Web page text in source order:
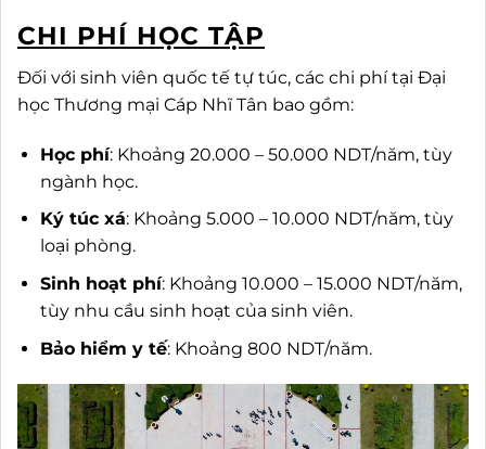
CHI PHÍ HỌC TẬP
Đối với sinh viên quốc tế tự túc, các chi phí tại Đại
học Thương mại Cáp Nhĩ Tân bao gồm:
Học phí: Khoảng 20.000 – 50.000 NDT/năm, tùy
ngành học.
Ký túc xá: Khoảng 5.000 – 10.000 NDT/năm, tùy
loại phòng.
Sinh hoạt phí: Khoảng 10.000 – 15.000 NDT/năm,
tùy nhu cầu sinh hoạt của sinh viên.
Bảo hiểm y tế: Khoảng 800 NDT/năm.